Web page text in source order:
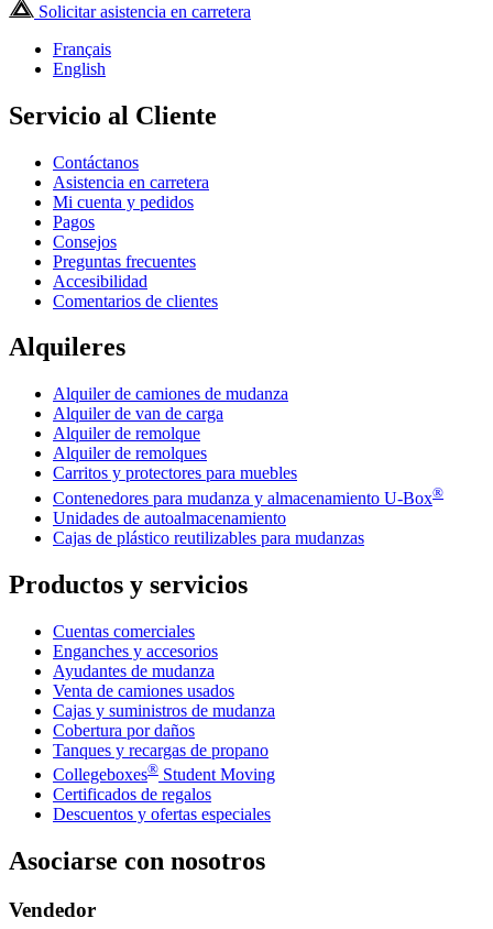
Solicitar asistencia en carretera
Français
English
Servicio al Cliente
Contáctanos
Asistencia en carretera
Mi cuenta y pedidos
Pagos
Consejos
Preguntas frecuentes
Accesibilidad
Comentarios de clientes
Alquileres
Alquiler de camiones de mudanza
Alquiler de van de carga
Alquiler de remolque
Alquiler de remolques
Carritos y protectores para muebles
Contenedores para mudanza y almacenamiento U-Box®
Unidades de autoalmacenamiento
Cajas de plástico reutilizables para mudanzas
Productos y servicios
Cuentas comerciales
Enganches y accesorios
Ayudantes de mudanza
Venta de camiones usados
Cajas y suministros de mudanza
Cobertura por daños
Tanques y recargas de propano
Collegeboxes® Student Moving
Certificados de regalos
Descuentos y ofertas especiales
Asociarse con nosotros
Vendedor